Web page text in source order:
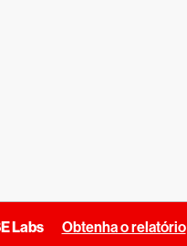
Labs Obtenha o relatório